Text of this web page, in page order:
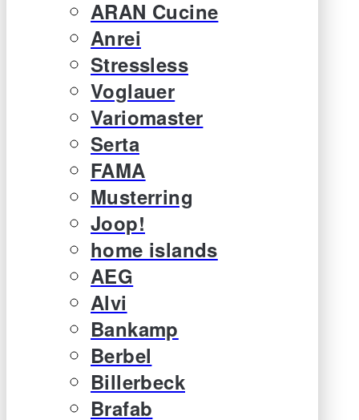
ARAN Cucine
Anrei
Stressless
Voglauer
Variomaster
Serta
FAMA
Musterring
Joop!
home islands
AEG
Alvi
Bankamp
Berbel
Billerbeck
Brafab